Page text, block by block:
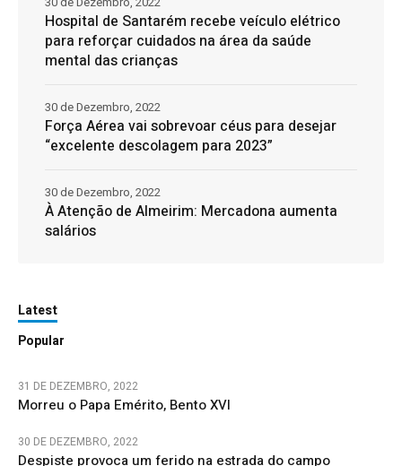
Hospital de Santarém recebe veículo elétrico
para reforçar cuidados na área da saúde
mental das crianças
Força Aérea vai sobrevoar céus para desejar
“excelente descolagem para 2023”
30 de Dezembro, 2022
À Atenção de Almeirim: Mercadona aumenta
salários
30 de Dezembro, 2022
Latest
Popular
31 DE DEZEMBRO, 2022
Morreu o Papa Emérito, Bento XVI
30 DE DEZEMBRO, 2022
Despiste provoca um ferido na estrada do campo